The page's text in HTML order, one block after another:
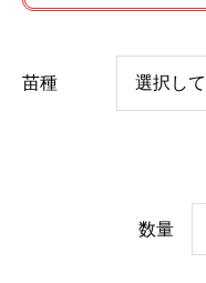
苗種
数量